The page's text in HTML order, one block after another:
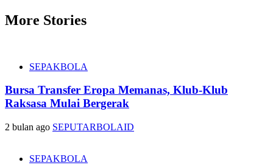
More Stories
SEPAKBOLA
Bursa Transfer Eropa Memanas, Klub-Klub
Raksasa Mulai Bergerak
2 bulan ago SEPUTARBOLAID
SEPAKBOLA